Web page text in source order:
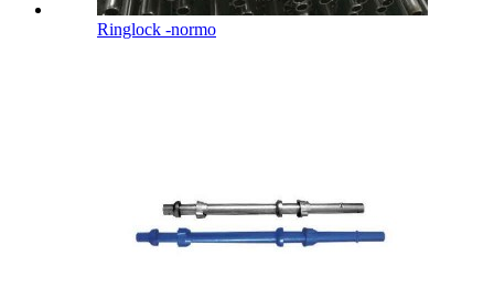
Ringlock -normo